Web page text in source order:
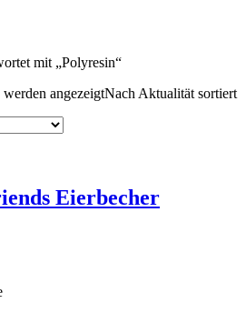
mit „Polyresin“
angezeigtNach Aktualität sortiert
Eierbecher